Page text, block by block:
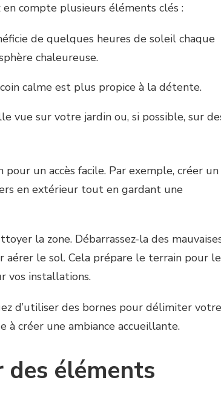
compte plusieurs éléments clés :
de quelques heures de soleil chaque
chaleureuse.
calme est plus propice à la détente.
vue sur votre jardin ou, si possible, sur
pour un accès facile. Par exemple, créer un
en extérieur tout en gardant une
la zone. Débarrassez-la des
aérer le sol. Cela prépare le terrain pour
vos installations.
d’utiliser des bornes pour délimiter votre
créer une ambiance accueillante.
des éléments